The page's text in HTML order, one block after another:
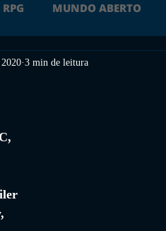
RPG MUNDO ABERTO
PS4 PS5
3 min de leitura